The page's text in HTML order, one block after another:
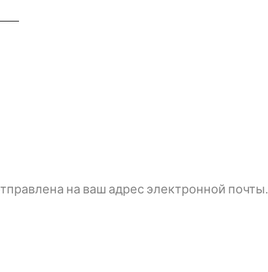
​​на ваш адрес электронной почты.